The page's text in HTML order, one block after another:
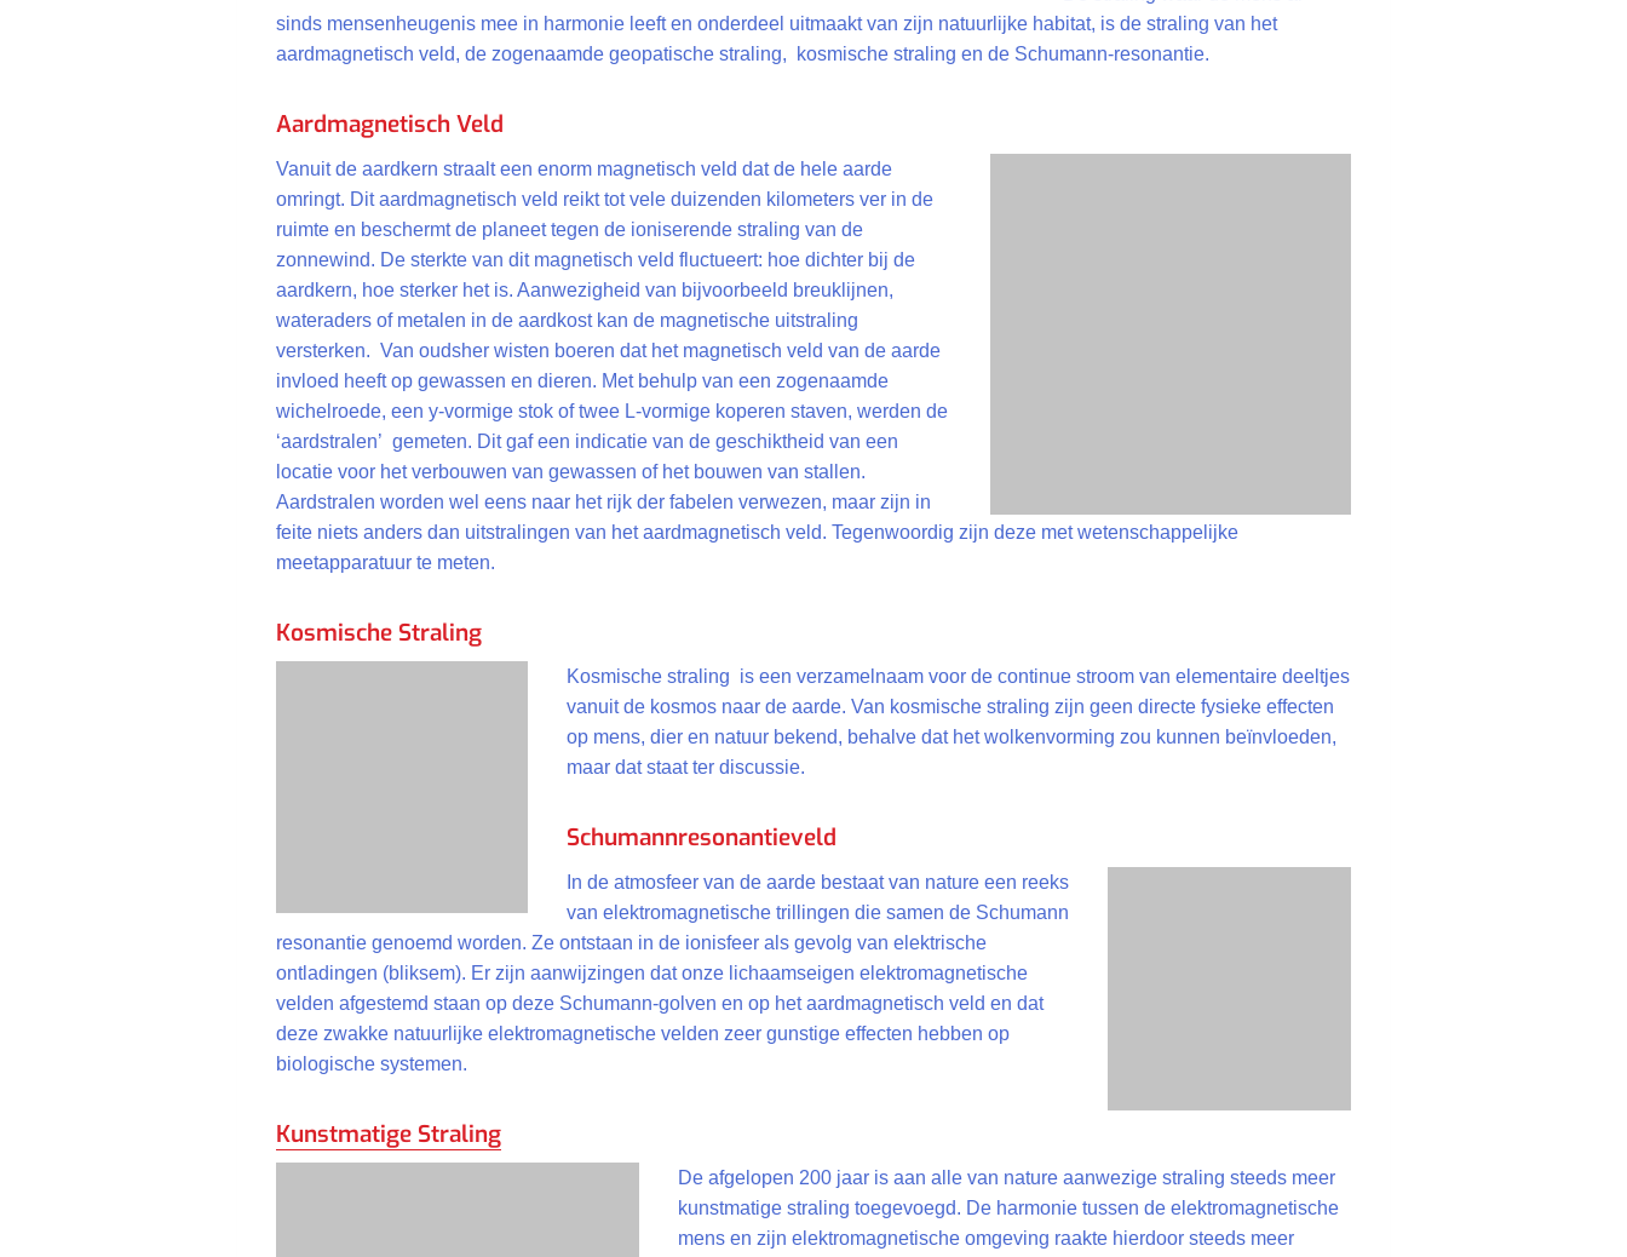
sinds mensenheugenis mee in harmonie leeft en onderdeel uitmaakt van zijn natuurlijke habitat, is de straling van het
aardmagnetisch veld, de zogenaamde geopatische straling, kosmische straling en de Schumann-resonantie.
Aardmagnetisch Veld
Vanuit de aardkern straalt een enorm magnetisch veld dat de hele aarde
omringt. Dit aardmagnetisch veld reikt tot vele duizenden kilometers ver in de
ruimte en beschermt de planeet tegen de ioniserende straling van de
zonnewind. De sterkte van dit magnetisch veld fluctueert: hoe dichter bij de
aardkern, hoe sterker het is. Aanwezigheid van bijvoorbeeld breuklijnen,
wateraders of metalen in de aardkost kan de magnetische uitstraling
versterken. Van oudsher wisten boeren dat het magnetisch veld van de aarde
invloed heeft op gewassen en dieren. Met behulp van een zogenaamde
wichelroede, een y-vormige stok of twee L-vormige koperen staven, werden de
‘aardstralen’ gemeten. Dit gaf een indicatie van de geschiktheid van een
locatie voor het verbouwen van gewassen of het bouwen van stallen.
Aardstralen worden wel eens naar het rijk der fabelen verwezen, maar zijn in
feite niets anders dan uitstralingen van het aardmagnetisch veld. Tegenwoordig zijn deze met wetenschappelijke
meetapparatuur te meten.
Kosmische Straling
Kosmische straling is een verzamelnaam voor de continue stroom van elementaire deeltjes
vanuit de kosmos naar de aarde. Van kosmische straling zijn geen directe fysieke effecten
op mens, dier en natuur bekend, behalve dat het wolkenvorming zou kunnen beïnvloeden,
maar dat staat ter discussie.
Schumannresonantieveld
In de atmosfeer van de aarde bestaat van nature een reeks
van elektromagnetische trillingen die samen de Schumann
resonantie genoemd worden. Ze ontstaan in de ionisfeer als gevolg van elektrische
ontladingen (bliksem). Er zijn aanwijzingen dat onze lichaamseigen elektromagnetische
velden afgestemd staan op deze Schumann-golven en op het aardmagnetisch veld en dat
deze zwakke natuurlijke elektromagnetische velden zeer gunstige effecten hebben op
biologische systemen.
Kunstmatige Straling
De afgelopen 200 jaar is aan alle van nature aanwezige straling steeds meer
kunstmatige straling toegevoegd. De harmonie tussen de elektromagnetische
mens en zijn elektromagnetische omgeving raakte hierdoor steeds meer